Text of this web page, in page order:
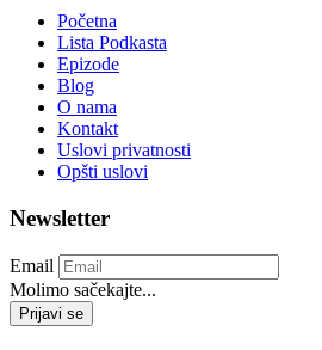
Početna
Lista Podkasta
Epizode
Blog
O nama
Kontakt
Uslovi privatnosti
Opšti uslovi
Newsletter
Email
Molimo sačekajte...
Prijavi se